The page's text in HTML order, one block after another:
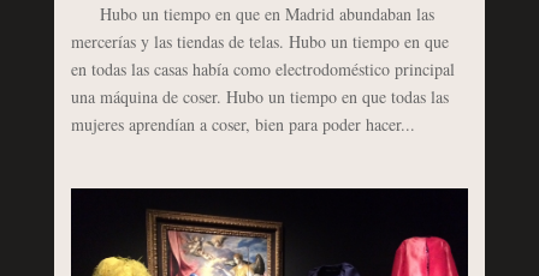
Hubo un tiempo en que en Madrid abundaban las
mercerías y las tiendas de telas. Hubo un tiempo en que
en todas las casas había como electrodoméstico principal
una máquina de coser. Hubo un tiempo en que todas las
mujeres aprendían a coser, bien para poder hacer...